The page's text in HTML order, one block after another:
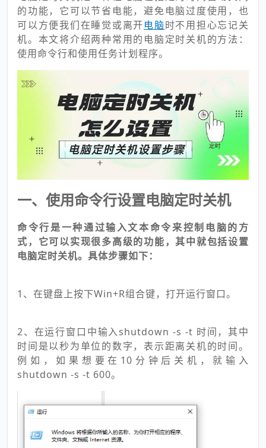
的功能，它可以节省电能，避免电脑过度使用，也
可以方便我们在睡觉或离开电脑时不用担心忘记关
机。本文将介绍两种常用的电脑定时关机的方法：
使用命令行和使用任务计划程序。
一、使用命令行设置电脑定时关机
命令行是一种通过输入文本命令来控制电脑的方
式，它可以实现很多高级的功能，其中就包括设置
电脑定时关机。具体步骤如下：
1、在键盘上按下Win+R组合键，打开运行窗口。
2、在运行窗口中输入shutdown -s -t 时间，其中
时间是以秒为单位的数字，表示距离关机的时间。
例如，如果想要在10分钟后关机，就输入
shutdown -s -t 600。